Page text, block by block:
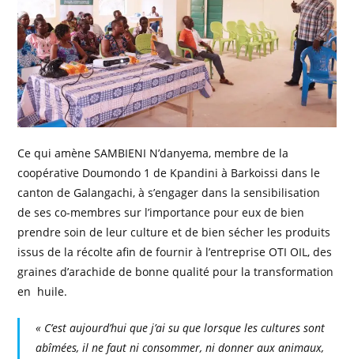
Ce qui amène SAMBIENI N’danyema, membre de la
coopérative Doumondo 1 de Kpandini à Barkoissi dans le
canton de Galangachi, à s’engager dans la sensibilisation
de ses co-membres sur l’importance pour eux de bien
prendre soin de leur culture et de bien sécher les produits
issus de la récolte afin de fournir à l’entreprise OTI OIL, des
graines d’arachide de bonne qualité pour la transformation
en huile.
« C’est aujourd’hui que j’ai su que lorsque les cultures sont
abîmées, il ne faut ni consommer, ni donner aux animaux,